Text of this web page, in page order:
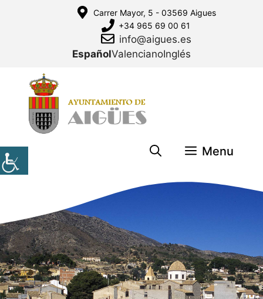
Carrer Mayor, 5 - 03569 Aigues
+34 965 69 00 61
info@aigues.es
EspañolValencianoInglés
Menu